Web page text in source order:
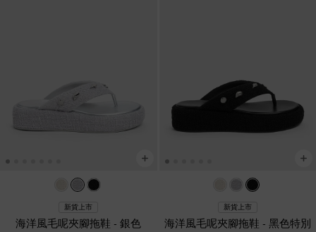
新貨上市
海洋風毛呢夾腳拖鞋 -銀色
新貨上市
海洋風毛呢夾腳拖鞋 - 黑色特別